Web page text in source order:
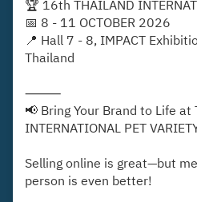
🏆 16th THAILAND
📅 8 - 11 OCTOBER 2026
📍 Hall 7 - 8, IMPACT
Thailand
⸻
📢 Bring Your Brand to Life at
INTERNATIONAL PET
Selling online is great—but
person is even better!